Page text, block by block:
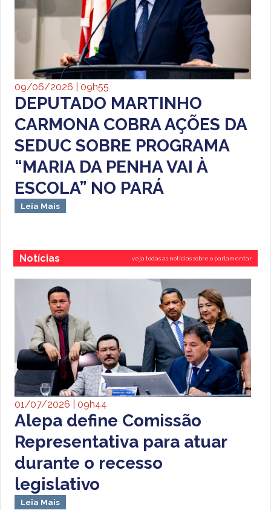
09/06/2026 | 09h55
DEPUTADO MARTINHO
CARMONA COBRA AÇÕES DA
SEDUC SOBRE PROGRAMA
“MARIA DA PENHA VAI À
ESCOLA” NO PARÁ
Leia Mais
Notícias veja todas as notícias sobre o parlamentar
01/07/2026 | 09h44
Alepa define Comissão
Representativa para atuar
durante o recesso
legislativo
Leia Mais